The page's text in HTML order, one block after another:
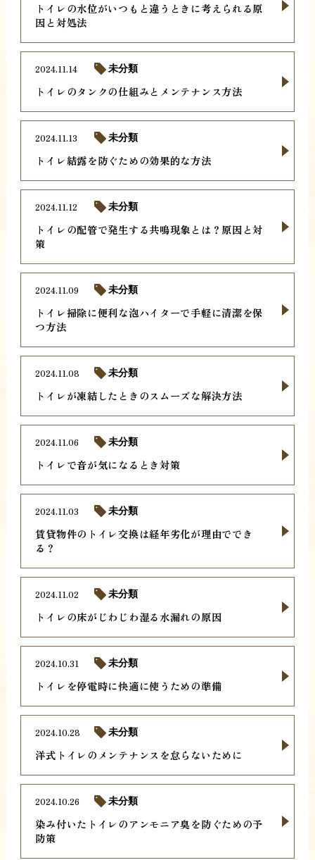
トイレの水位がいつもと違うときに考えられる原
因と対処法
トイレのタンクの仕組みとメンテナンス方法
2024.11.14 未分類
トイレ結露を防ぐための効果的な方法
2024.11.13 未分類
トイレの配管で発生する共鳴現象とは？原因と対
策
2024.11.12 未分類
トイレ掃除に便利な泡ハイターで手軽に清潔を保
つ方法
2024.11.09 未分類
トイレが凍結したときのスムーズな解決方法
2024.11.08 未分類
トイレで音が気になるとき対策
2024.11.06 未分類
賃貸物件のトイレ交換は経年劣化が理由ででき
る？
2024.11.03 未分類
トイレの床がじわじわ湿る水漏れの原因
2024.11.02 未分類
トイレを停電時に快適に使うための準備
2024.10.31 未分類
洋式トイレのメンテナンスを怠らないために
2024.10.28 未分類
染み付いたトイレのアンモニア臭を防ぐための予
防策
2024.10.26 未分類